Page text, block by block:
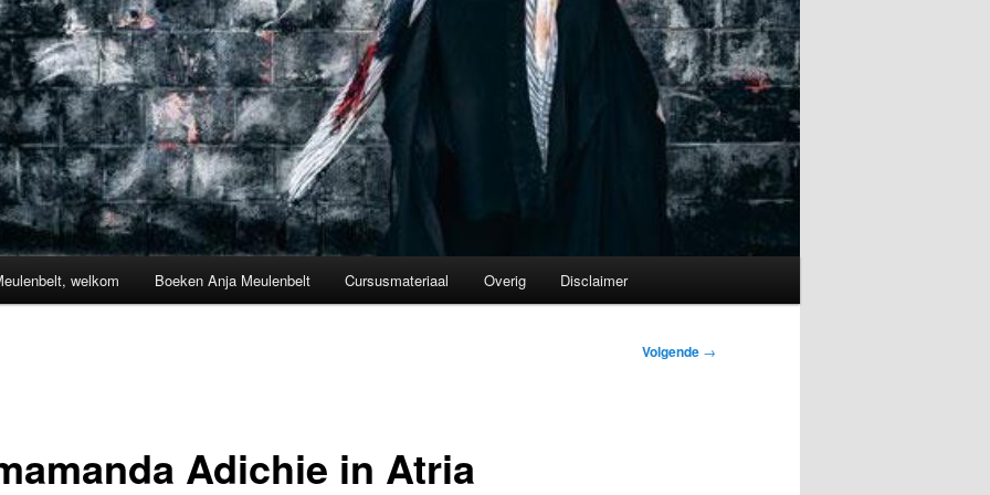
welkom Boeken Anja Meulenbelt Cursusmateriaal Overig Disclaimer
Volgende →
Adichie in Atria